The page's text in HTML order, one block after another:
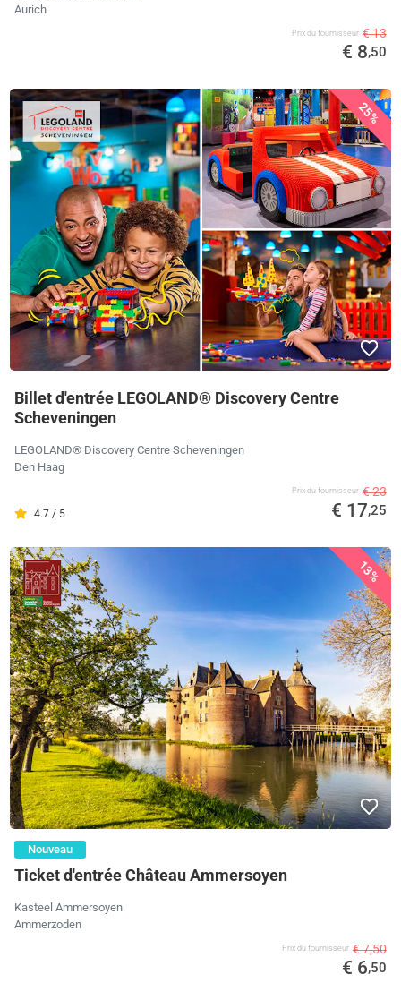
Aurich
Prix ​​du fournisseur € 13
€ 8,50
25%
Billet d'entrée LEGOLAND® Discovery Centre
Scheveningen
LEGOLAND® Discovery Centre Scheveningen
Den Haag
4.7 / 5
Prix ​​du fournisseur € 23
€ 17,25
13%
Nouveau
Ticket d'entrée Château Ammersoyen
Kasteel Ammersoyen
Ammerzoden
Prix ​​du fournisseur € 7,50
€ 6,50